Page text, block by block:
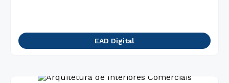
EAD Digital